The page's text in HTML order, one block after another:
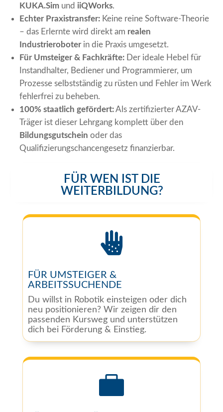
KUKA.Sim und iiQWorks.
Echter Praxistransfer: Keine reine Software-Theorie
– das Erlernte wird direkt am realen
Industrieroboterin die Praxis umgesetzt.
Für Umsteiger & Fachkräfte: Der ideale Hebel für
Instandhalter, Bediener und Programmierer, um
Prozesse selbstständig zu rüsten und Fehler im Werk
fehlerfrei zu beheben.
100% staatlich gefördert:Als zertifizierter AZAV-
Träger ist dieser Lehrgang komplett über den
Bildungsgutschein oder das
Qualifizierungschancengesetz finanzierbar.
FÜR WEN IST DIE
WEITERBILDUNG?

FÜR UMSTEIGER &
ARBEITSSUCHENDE
Du willst in Robotik einsteigen oder dich
neu positionieren? Wir zeigen dir den
passenden Kursweg und unterstützen
dich bei Förderung & Einstieg.
